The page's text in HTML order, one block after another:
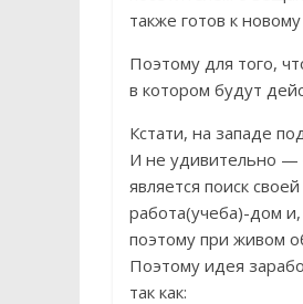
также готов к
Поэтому для того,
в котором будут
Кстати, на западе
И не удивительно —
является поиск
работа(учеба)-дом
поэтому при живом
Поэтому идея
так как: